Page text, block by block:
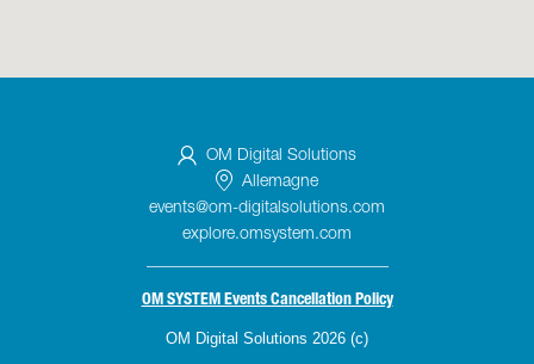
OM Digital Solutions
Allemagne
events@om-digitalsolutions.com
explore.omsystem.com
OM SYSTEM Events Cancellation Policy
OM Digital Solutions 2026 (c)